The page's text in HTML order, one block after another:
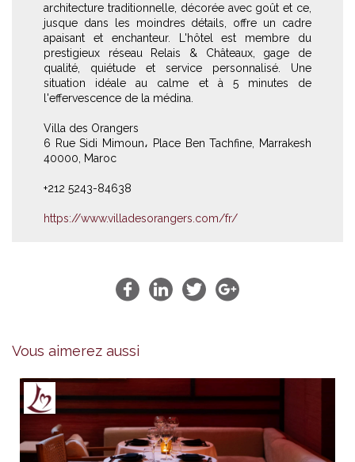
architecture traditionnelle, décorée avec goût et ce,
jusque dans les moindres détails, offre un cadre
apaisant et enchanteur. L'hôtel est membre du
prestigieux réseau Relais & Châteaux, gage de
qualité, quiétude et service personnalisé. Une
situation idéale au calme et à 5 minutes de
l'effervescence de la médina.
Villa des Orangers
6 Rue Sidi Mimoun، Place Ben Tachfine, Marrakesh
40000, Maroc
+212 5243-84638
https://www.villadesorangers.com/fr/
Vous aimerez aussi